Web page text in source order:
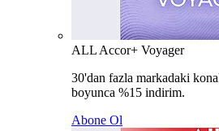
ALL Accor+ Voyager
30'dan fazla markadaki
boyunca %15 indirim.
Abone Ol